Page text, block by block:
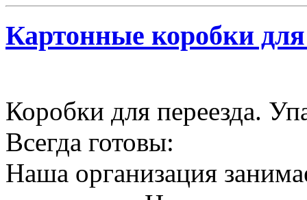
Картонные коробки для
Коробки для переезда.
Всегда готовы:
Наша организация